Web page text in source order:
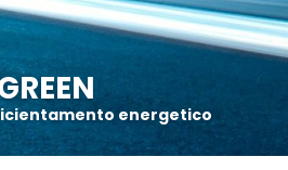
energetico